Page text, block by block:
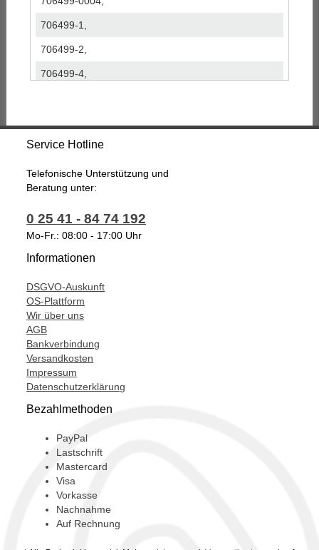
706499-1,
706499-2,
706499-4,
706499-5004S,
802419-0006,
802419-0010,
802419-10,
802419-5006S,
802419-6,
T911053,
XS4Q6K682DB,
XS4Q6K682DC,
XS4Q6K682DD,
XS4Q6K682DE,
XS4Q6K682DF,
Service Hotline
Telefonische Unterstützung und
Beratung unter:
0 25 41 - 84 74 192
Mo-Fr.: 08:00 - 17:00 Uhr
Informationen
DSGVO-Auskunft
OS-Plattform
Wir über uns
AGB
Bankverbindung
Versandkosten
Impressum
Datenschutzerklärung
Bezahlmethoden
PayPal
Lastschrift
Mastercard
Visa
Vorkasse
Nachnahme
Auf Rechnung